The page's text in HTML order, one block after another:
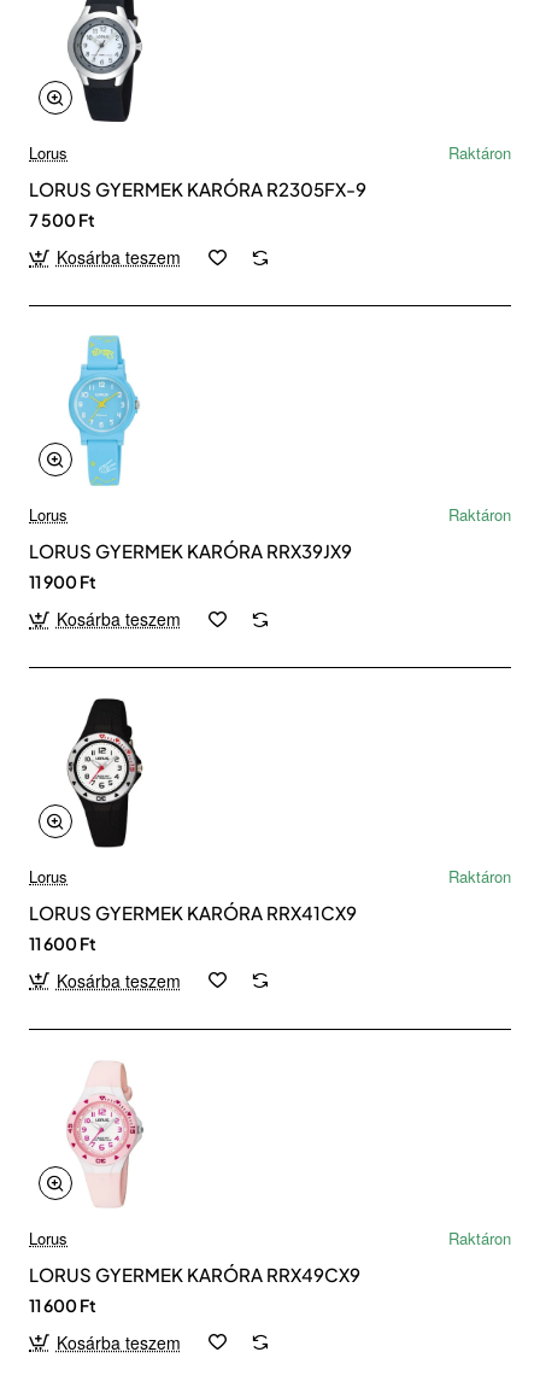
Lorus
Raktáron
LORUS GYERMEK KARÓRA R2305FX-9
7 500 Ft
Kosárba teszem
Lorus
Raktáron
LORUS GYERMEK KARÓRA RRX39JX9
11 900 Ft
Kosárba teszem
Lorus
Raktáron
LORUS GYERMEK KARÓRA RRX41CX9
11 600 Ft
Kosárba teszem
Lorus
Raktáron
LORUS GYERMEK KARÓRA RRX49CX9
11 600 Ft
Kosárba teszem